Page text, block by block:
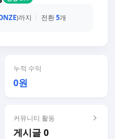
)까지 전환5개
누적 수익
0원
커뮤니티 활동
게시글 0